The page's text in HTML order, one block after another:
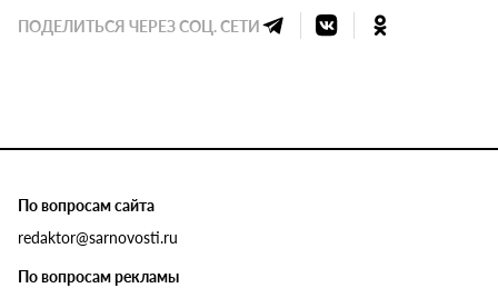
ПОДЕЛИТЬСЯ ЧЕРЕЗ СОЦ. СЕТИ
По вопросам сайта
redaktor@sarnovosti.ru
По вопросам рекламы